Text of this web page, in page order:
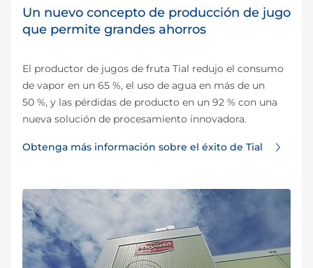
Un nuevo concepto de producción de jugo
que permite grandes ahorros
El productor de jugos de fruta Tial redujo el consumo
de vapor en un 65 %, el uso de agua en más de un
50 %, y las pérdidas de producto en un 92 % con una
nueva solución de procesamiento innovadora.
Obtenga más información sobre el éxito de Tial